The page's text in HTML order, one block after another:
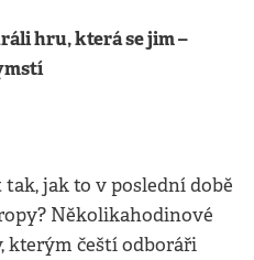
hru, která se jim –
jak to v poslední době
Několikahodinové
kterým čeští odboráři